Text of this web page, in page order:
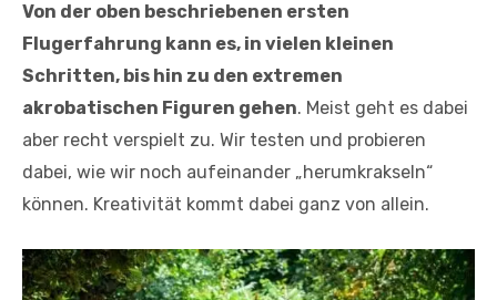
Von der oben beschriebenen ersten
Flugerfahrung kann es, in vielen kleinen
Schritten, bis hin zu den extremen
akrobatischen Figuren gehen. Meist geht es dabei
aber recht verspielt zu. Wir testen und probieren
dabei, wie wir noch aufeinander „herumkrakseln“
können. Kreativität kommt dabei ganz von allein.